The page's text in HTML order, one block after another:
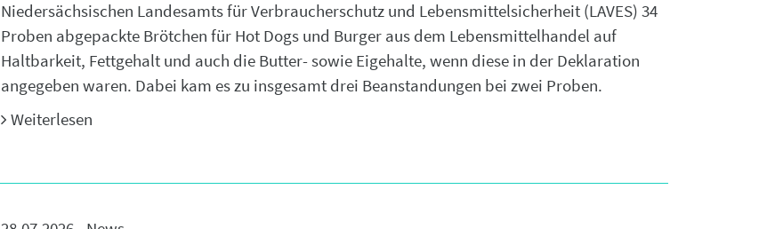
Niedersächsischen Landesamts für Verbraucherschutz und Lebensmittelsicherheit (LAVES) 34
Proben abgepackte Brötchen für Hot Dogs und Burger aus dem Lebensmittelhandel auf
Haltbarkeit, Fettgehalt und auch die Butter- sowie Eigehalte, wenn diese in der Deklaration
angegeben waren. Dabei kam es zu insgesamt drei Beanstandungen bei zwei Proben.
Weiterlesen